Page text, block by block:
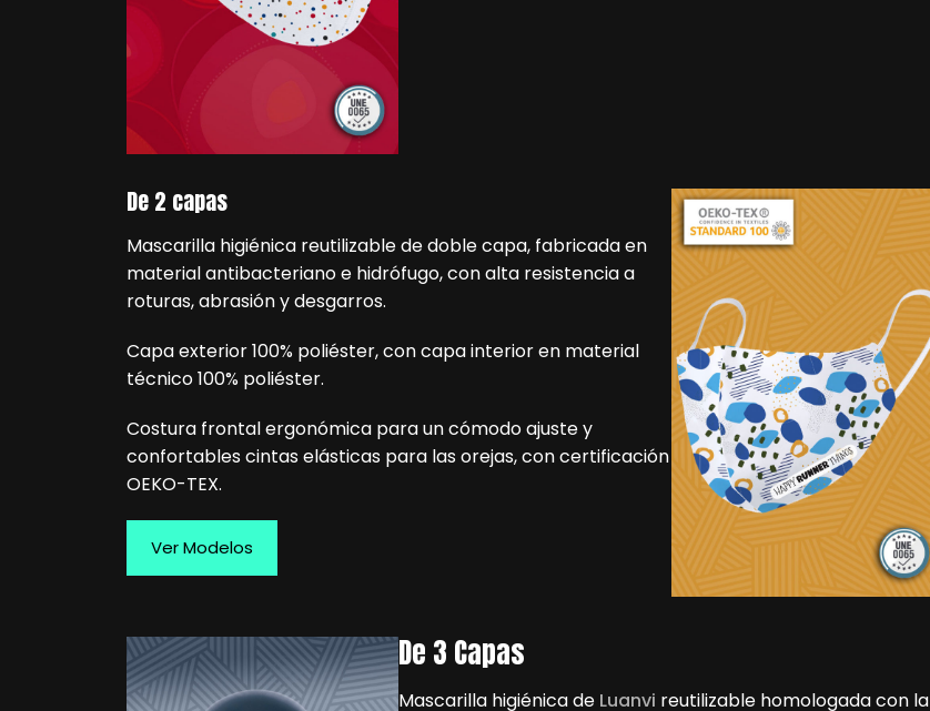
De 2 capas
Mascarilla higiénica reutilizable de doble capa, fabricada en
material antibacteriano e hidrófugo, con alta resistencia a
roturas, abrasión y desgarros.
Capa exterior 100% poliéster, con capa interior en material
técnico 100% poliéster.
Costura frontal ergonómica para un cómodo ajuste y
confortables cintas elásticas para las orejas, con certificación
OEKO-TEX.
Ver Modelos
De 3 Capas
Mascarilla higiénica de Luanvi reutilizable homologada con la